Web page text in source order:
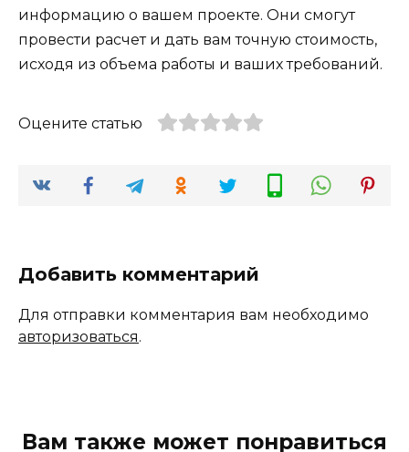
информацию о вашем проекте. Они смогут
провести расчет и дать вам точную стоимость,
исходя из объема работы и ваших требований.
Оцените статью
Добавить комментарий
Для отправки комментария вам необходимо
авторизоваться.
Вам также может понравиться